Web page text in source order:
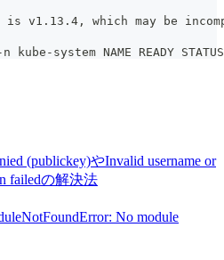
v1.13.4, which may be
system NAME READY
(publickey)やInvalid username or
failedの解決法
No module